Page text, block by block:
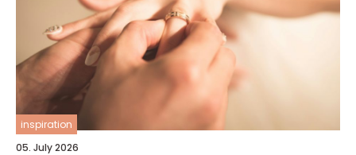
inspiration
05. July 2026